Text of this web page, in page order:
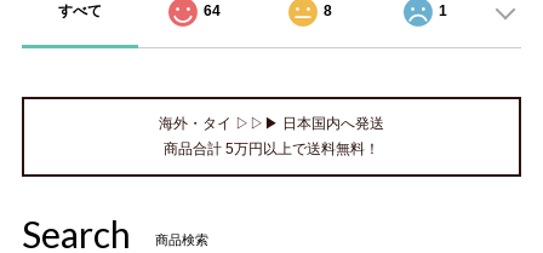
すべて 64 8 1
海外・タイ ▷▷▶ 日本国内へ発送
商品合計 5万円以上で送料無料！
Search 商品検索